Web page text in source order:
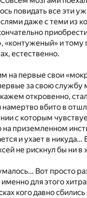
повидать все эти
даже с теми из
и тому
естественно.
первые свои
за свою службу
откровенно,
намертво вбито в
с которым
приземленном
и ухает в
не рискнул бы ни в
Вот просто
для этого
кого давно